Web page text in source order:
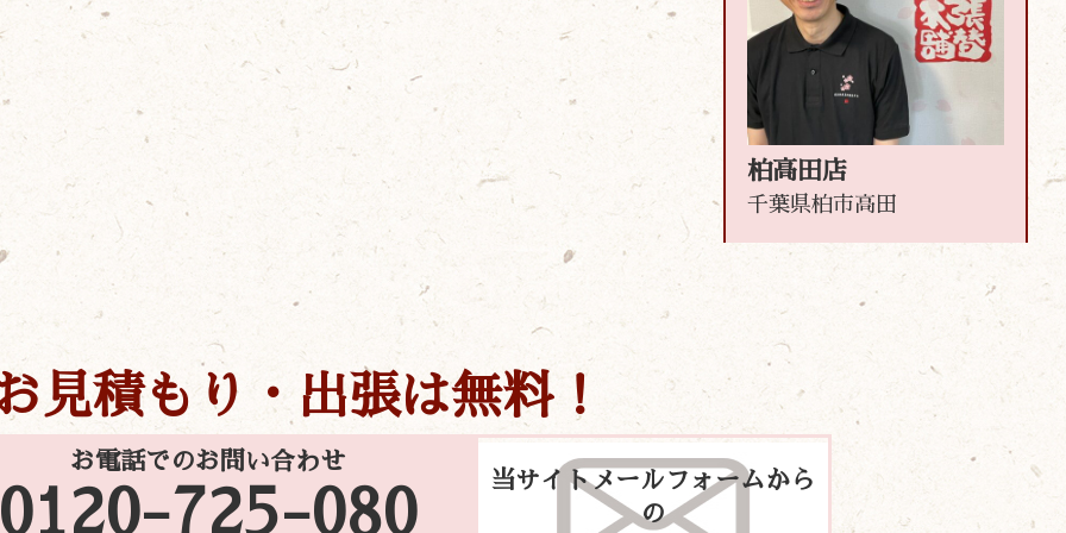
柏高田店
千葉県柏市高田
見積もり・出張は無料！
お電話でのお問い合わせ
725-080
当サイトメールフォームから
の